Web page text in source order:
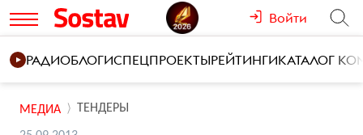
Войти
РАДИОБЛОГИСПЕЦПРОЕКТЫРЕЙТИНГИКАТАЛОГ
МЕДИА ТЕНДЕРЫ